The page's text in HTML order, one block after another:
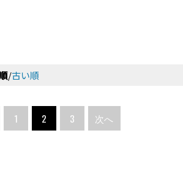
/古い順
1 2 3 次へ